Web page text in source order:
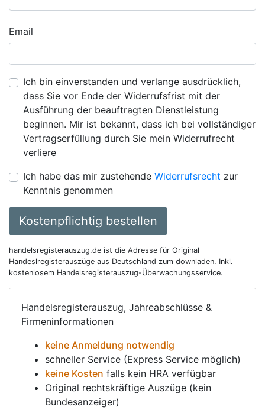
Email
Ich bin einverstanden und verlange ausdrücklich,
dass Sie vor Ende der Widerrufsfrist mit der
Ausführung der beauftragten Dienstleistung
beginnen. Mir ist bekannt, dass ich bei vollständiger
Vertragserfüllung durch Sie mein Widerrufrecht
verliere
Ich habe das mir zustehende Widerrufsrecht zur
Kenntnis genommen
Kostenpflichtig bestellen
handelsregisterauszug.de ist die Adresse für Original
Handeslregisterauszüge aus Deutschland zum downladen. Inkl.
kostenlosem Handelsregisterauszug-Überwachungsservice.
Handelsregisterauszug, Jahreabschlüsse &
Firmeninformationen
keine Anmeldung notwendig
schneller Service (Express Service möglich)
keine Kosten falls kein HRA verfügbar
Original rechtskräftige Auszüge (kein
Bundesanzeiger)